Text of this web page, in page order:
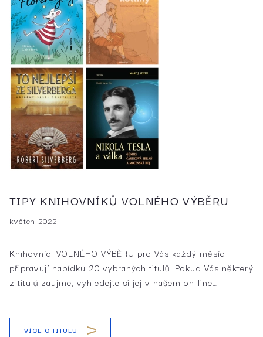
TIPY KNIHOVNÍKŮ VOLNÉHO VÝBĚRU
květen 2022
Knihovníci VOLNÉHO VÝBĚRU pro Vás každý měsíc
připravují nabídku 20 vybraných titulů. Pokud Vás některý
z titulů zaujme, vyhledejte si jej v našem on-line…
VÍCE O TITULU